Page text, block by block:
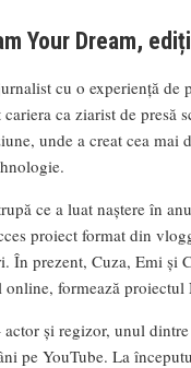
Your Dream,
cu o experiență de
ca ziarist de presă
unde a creat cea mai
ce a luat naștere în
proiect format din
În prezent, Cuza, Emi și
formează proiectul
actor și regizor, unul
pe YouTube. La